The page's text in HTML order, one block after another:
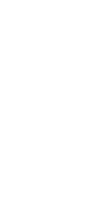
399000, г.